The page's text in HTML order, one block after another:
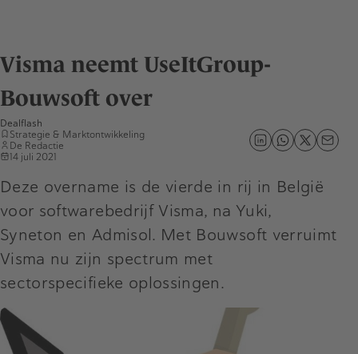
Visma neemt UseItGroup-
Bouwsoft over
Dealflash
Strategie & Marktontwikkeling
De Redactie
14 juli 2021
Deze overname is de vierde in rij in België
voor softwarebedrijf Visma, na Yuki,
Syneton en Admisol. Met Bouwsoft verruimt
Visma nu zijn spectrum met
sectorspecifieke oplossingen.